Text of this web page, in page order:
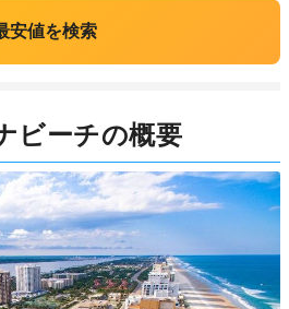
安値を検索
ビーチの概要